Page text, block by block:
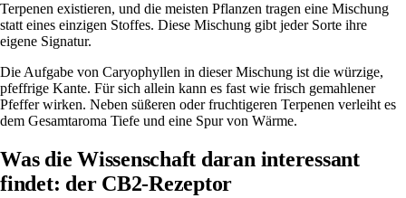
Terpenen existieren, und die meisten Pflanzen tragen eine Mischung
statt eines einzigen Stoffes. Diese Mischung gibt jeder Sorte ihre
eigene Signatur.
Die Aufgabe von Caryophyllen in dieser Mischung ist die würzige,
pfeffrige Kante. Für sich allein kann es fast wie frisch gemahlener
Pfeffer wirken. Neben süßeren oder fruchtigeren Terpenen verleiht es
dem Gesamtaroma Tiefe und eine Spur von Wärme.
Was die Wissenschaft daran interessant
findet: der CB2-Rezeptor